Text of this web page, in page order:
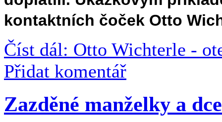
kontaktních čoček Otto
Číst dál: Otto Wichterle -
Přidat komentář
Zazděné manželky a